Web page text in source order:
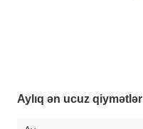
Aylıq ən ucuz qiymətlər